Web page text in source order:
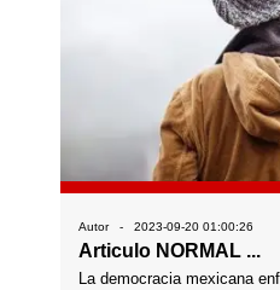
Autor - 2023-09-20 01:00:26
Articulo NORMAL ...
La democracia mexicana